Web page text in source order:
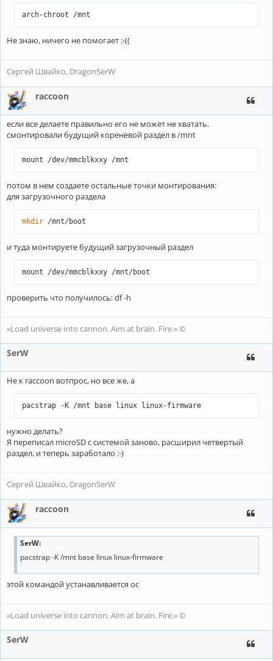
[root@alarm ~]#
arch-chroot /mnt
Не знаю, ничего не помогает :-((
Сергей Швайко, DragonSerW
raccoon
если все делаете правильно его не может не хватать.
смонтировали будущий кореневой раздел в /mnt
mount /dev/mmcblkxxy /mnt
потом в нем создаете остальные точки монтирования:
для загрузочного раздела
mkdir /mnt/boot
и туда монтируете будущий загрузочный раздел
mount /dev/mmcblkxxy /mnt/boot
проверить что получилось: df -h
«Load universe into cannon. Aim at brain. Fire.» ©
SerW
Не к raccoon вотпрос, но все же, а
pacstrap -K /mnt base linux linux-firmware
нужно делать?
Я переписал microSD с системой заново, расширил четвертый
раздел, и теперь заработало :-)
Сергей Швайко, DragonSerW
raccoon
SerW:
pacstrap -K /mnt base linux linux-firmware
этой командой устанавливается ос
«Load universe into cannon. Aim at brain. Fire.» ©
SerW